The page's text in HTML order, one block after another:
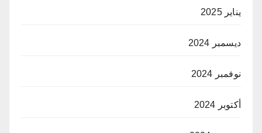
يناير 2025
ديسمبر 2024
نوفمبر 2024
أكتوبر 2024